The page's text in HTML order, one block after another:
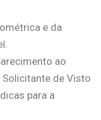
e da
ao
de Visto
para a